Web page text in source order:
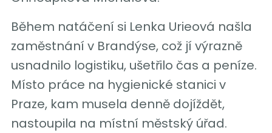
Během natáčení si Lenka Urieová našla
zaměstnání v Brandýse, což jí výrazně
usnadnilo logistiku, ušetřilo čas a peníze.
Místo práce na hygienické stanici v
Praze, kam musela denně dojíždět,
nastoupila na místní městský úřad.